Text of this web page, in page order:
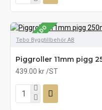
SE LAGERSALDO
Tebo Byggtillbehör AB
Piggroller 11mm pigg
439.00 kr /ST